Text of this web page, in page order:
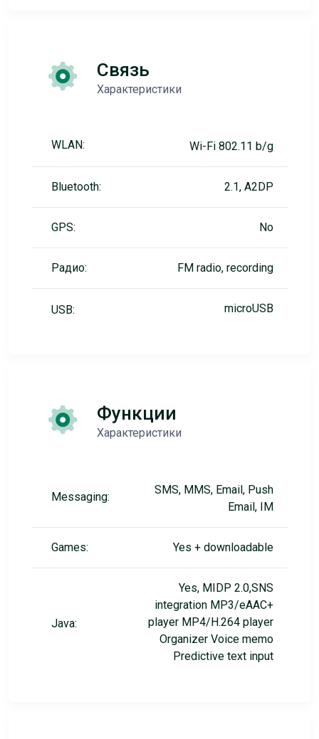
Связь
Характеристики
WLAN: Wi-Fi 802.11 b/g
Bluetooth: 2.1, A2DP
GPS: No
Радио: FM radio, recording
USB: microUSB
Функции
Характеристики
Messaging:
SMS, MMS, Email, Push
Email, IM
Games: Yes + downloadable
Java:
Yes, MIDP 2.0,SNS
integration MP3/eAAC+
player MP4/H.264 player
Organizer Voice memo
Predictive text input